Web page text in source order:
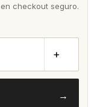
checkout seguro.
+
→